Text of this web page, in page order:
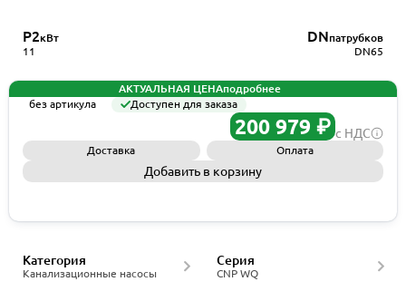
P2кВт
11
DNпатрубков
DN65
АКТУАЛЬНАЯ ЦЕНАподробнее
без артикула
Доступен для заказа
200 979 ₽ с НДС
Доставка Оплата
Добавить в корзину
Канализационные насосы
Категория
CNP WQ
Серия